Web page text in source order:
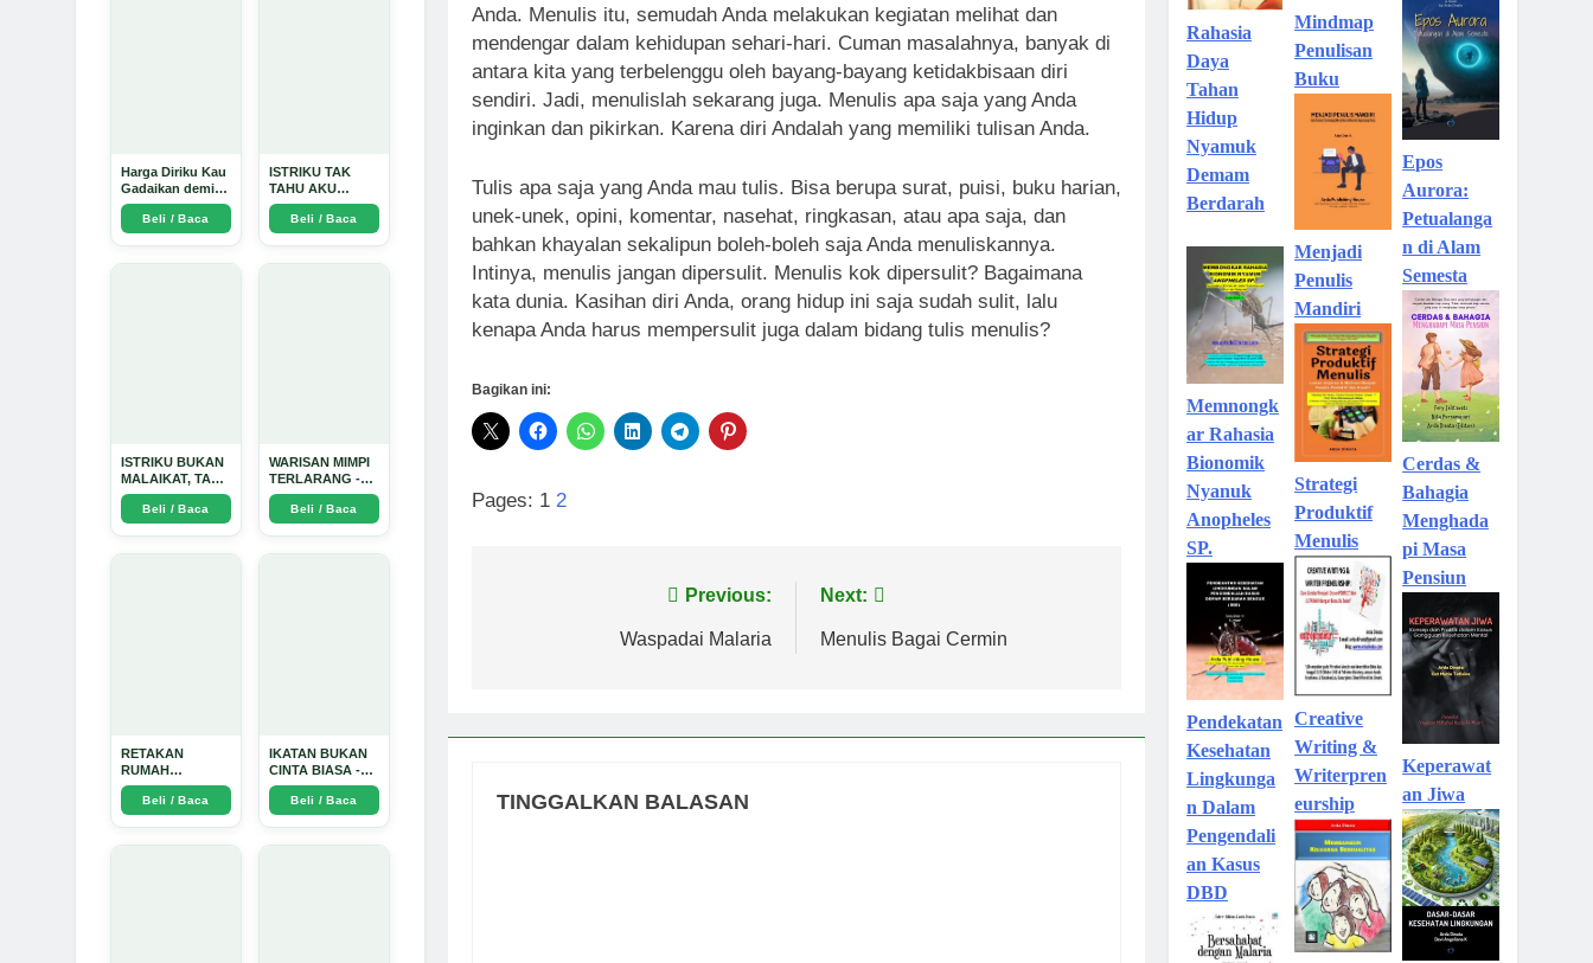
Harga Diriku Kau
Gadaikan demi
Perempuan Itu -
Arda Dinata
Beli / Baca
ISTRIKU TAK
TAHU AKU
PENGUSAHA
EMAS - Arda
Dinata
Beli / Baca
ISTRIKU BUKAN
MALAIKAT, TAPI
AKU JUGA
TIDAK SUCI -
Beli / Baca
WARISAN MIMPI
TERLARANG -
Arda Dinata
Beli / Baca
RETAKAN
RUMAH
TANGGA:
Sebuah
Perjalanan
Beli / Baca
IKATAN BUKAN
CINTA BIASA -
Arda Dinata
Beli / Baca
Anda. Menulis itu, semudah Anda melakukan kegiatan melihat dan
mendengar dalam kehidupan sehari-hari. Cuman masalahnya, banyak di
antara kita yang terbelenggu oleh bayang-bayang ketidakbisaan diri
sendiri. Jadi, menulislah sekarang juga. Menulis apa saja yang Anda
inginkan dan pikirkan. Karena diri Andalah yang memiliki tulisan Anda.
Tulis apa saja yang Anda mau tulis. Bisa berupa surat, puisi, buku harian,
unek-unek, opini, komentar, nasehat, ringkasan, atau apa saja, dan
bahkan khayalan sekalipun boleh-boleh saja Anda menuliskannya.
Intinya, menulis jangan dipersulit. Menulis kok dipersulit? Bagaimana
kata dunia. Kasihan diri Anda, orang hidup ini saja sudah sulit, lalu
kenapa Anda harus mempersulit juga dalam bidang tulis menulis?
Bagikan ini:
Pages: 1 2
Previous:
Waspadai Malaria
Next:
Menulis Bagai Cermin
TINGGALKAN BALASAN
Rahasia
Daya
Tahan
Hidup
Nyamuk
Demam
Berdarah
Memnongk
ar Rahasia
Bionomik
Nyanuk
Anopheles
SP.
Pendekatan
Kesehatan
Lingkunga
n Dalam
Pengendali
an Kasus
DBD
Mindmap
Penulisan
Buku
Menjadi
Penulis
Mandiri
Strategi
Produktif
Menulis
Creative
Writing &
Writerpren
eurship
Epos
Aurora:
Petualanga
n di Alam
Semesta
Cerdas &
Bahagia
Menghada
pi Masa
Pensiun
Keperawat
an Jiwa